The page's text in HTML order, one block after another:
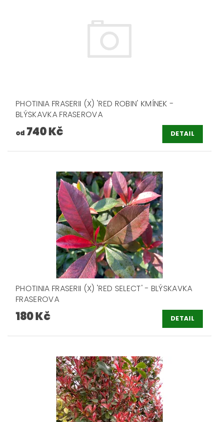
PHOTINIA FRASERII (X) 'RED ROBIN' KMÍNEK -
BLÝSKAVKA FRASEROVA
od 740 Kč DETAIL
PHOTINIA FRASERII (X) 'RED SELECT' - BLÝSKAVKA
FRASEROVA
180 Kč DETAIL